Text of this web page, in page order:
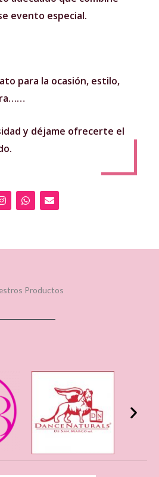
evento especial.
para la ocasión, estilo,
y déjame ofrecerte el
I
n
s
r
W
h
a
p
E
n
v
p
Productos